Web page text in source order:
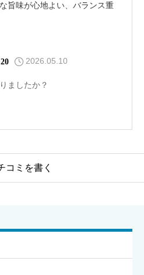
旨味が心地よい、バランス重
果実を感じる落ち着いた香り
も良好。冷酒では透明感が際
コクが感じられる、じっくり
2026.05.10
ましたか？
コミを書く